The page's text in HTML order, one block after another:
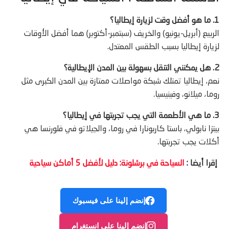
1. ما هو أفضل وقت لزيارة إيطاليا؟
الربيع (أبريل-يونيو) والخريف (سبتمبر-أكتوبر) هما أفضل الأوقات
لزيارة إيطاليا بسبب الطقس المعتدل.
2. هل يمكنني التنقل بسهولة بين المدن الإيطالية؟
نعم، إيطاليا تمتلك شبكة مواصلات ممتازة بين المدن الكبرى مثل
روما، ميلانو، وفينيسيا.
3. ما هي الأطعمة التي يجب تجربتها في إيطاليا؟
بيتزا نابولي، باستا كاربونارا في روما، والجيلاتو في فلورنسا هي
أكلات يجب تجربتها.
إقرا أيضا : السياحة في برشلونة: دليل لأفضل 5 أماكن سياحية
إنضم إلينا على فيسبوك
إنضم إلينا على انستغرام